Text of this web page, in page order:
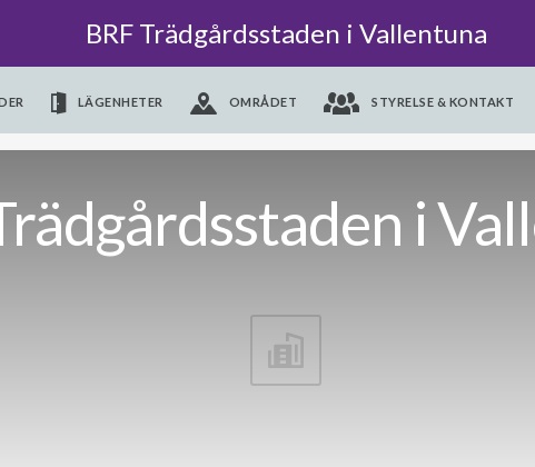
BRF Trädgårdsstaden i Vallentuna
LÄGENHETER OMRÅDET STYRELSE & KONTAKT
i